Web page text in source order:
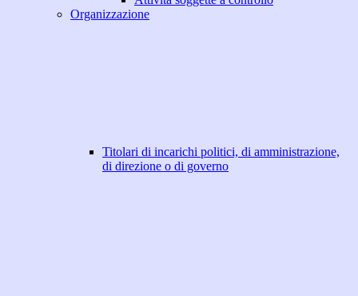
Organizzazione
Titolari di incarichi politici, di amministrazione,
di direzione o di governo